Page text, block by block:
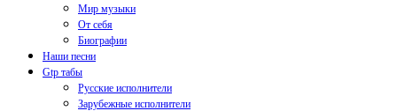
Мир музыки
От себя
Биографии
Наши песни
Gtp табы
Русские исполнители
Зарубежные исполнители